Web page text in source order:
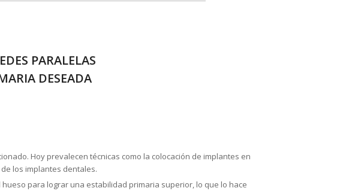
PARALELAS
DESEADA
Hoy prevalecen técnicas como la colocación de implantes en
los implantes dentales.
para lograr una estabilidad primaria superior, lo que lo hace